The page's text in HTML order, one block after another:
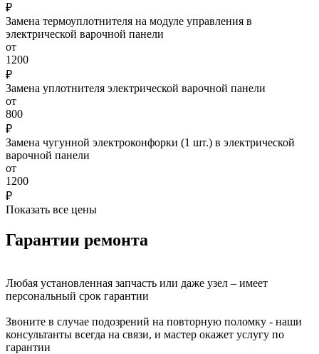
₽
Замена термоуплотнителя на модуле управления в
электрической варочной панели
от
1200
₽
Замена уплотнителя электрической варочной панели
от
800
₽
Замена чугунной электроконфорки (1 шт.) в электрической
варочной панели
от
1200
₽
Показать все цены
Гарантии ремонта
Любая установленная запчасть или даже узел – имеет
персональный срок гарантии
Звоните в случае подозрений на повторную поломку - наши
консультанты всегда на связи, и мастер окажет услугу по
гарантии